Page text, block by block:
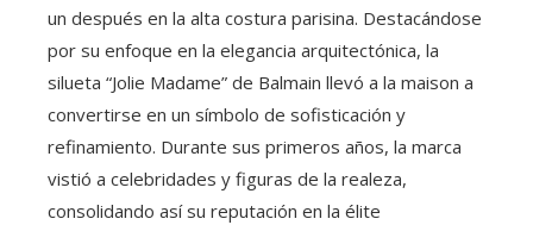
un después en la alta costura parisina. Destacándose
por su enfoque en la elegancia arquitectónica, la
silueta “Jolie Madame” de Balmain llevó a la maison a
convertirse en un símbolo de sofisticación y
refinamiento. Durante sus primeros años, la marca
vistió a celebridades y figuras de la realeza,
consolidando así su reputación en la élite